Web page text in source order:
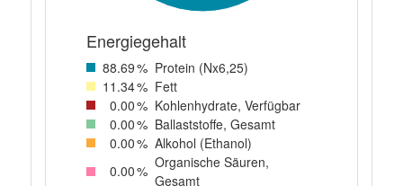
Energiegehalt
88.69% Protein (Nx6,25)
11 .34% Fett
0.00% Kohlenhydrate, Verfügbar
0.00% Ballaststoffe, Gesamt
0.00% Alkohol (Ethanol)
0.00% Organische Säuren,
Gesamt